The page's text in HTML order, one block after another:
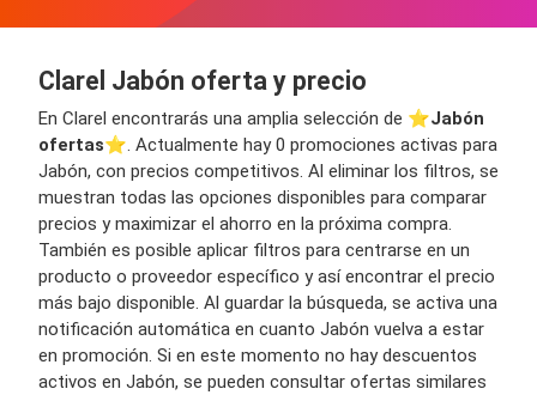
Clarel Jabón oferta y precio
En Clarel encontrarás una amplia selección de ⭐️Jabón
ofertas⭐️. Actualmente hay 0 promociones activas para
Jabón, con precios competitivos. Al eliminar los filtros, se
muestran todas las opciones disponibles para comparar
precios y maximizar el ahorro en la próxima compra.
También es posible aplicar filtros para centrarse en un
producto o proveedor específico y así encontrar el precio
más bajo disponible. Al guardar la búsqueda, se activa una
notificación automática en cuanto Jabón vuelva a estar
en promoción. Si en este momento no hay descuentos
activos en Jabón, se pueden consultar ofertas similares